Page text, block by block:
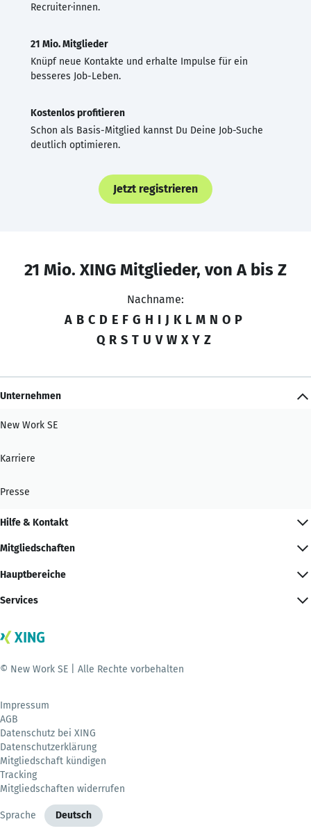
Recruiter·innen.
21 Mio. Mitglieder
Knüpf neue Kontakte und erhalte Impulse für ein
besseres Job-Leben.
Kostenlos profitieren
Schon als Basis-Mitglied kannst Du Deine Job-Suche
deutlich optimieren.
Jetzt registrieren
21 Mio. XING Mitglieder, von A bis Z
Nachname:
A B C D E F G H I J K L M N O P
Q R S T U V W X Y Z
Unternehmen
New Work SE
Karriere
Presse
Hilfe & Kontakt
Mitgliedschaften
Hauptbereiche
Services
© New Work SE | Alle Rechte vorbehalten
Impressum
AGB
Datenschutz bei XING
Datenschutzerklärung
Mitgliedschaft kündigen
Tracking
Mitgliedschaften widerrufen
Sprache Deutsch